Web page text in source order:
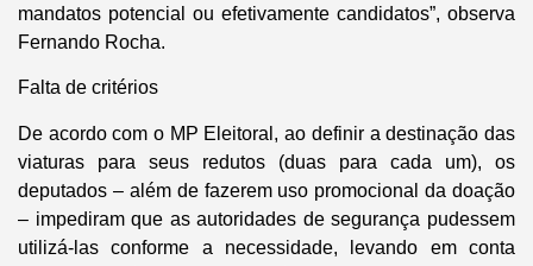
mandatos potencial ou efetivamente candidatos”, observa
Fernando Rocha.
Falta de critérios
De acordo com o MP Eleitoral, ao definir a destinação das
viaturas para seus redutos (duas para cada um), os
deputados – além de fazerem uso promocional da doação
– impediram que as autoridades de segurança pudessem
utilizá-las conforme a necessidade, levando em conta